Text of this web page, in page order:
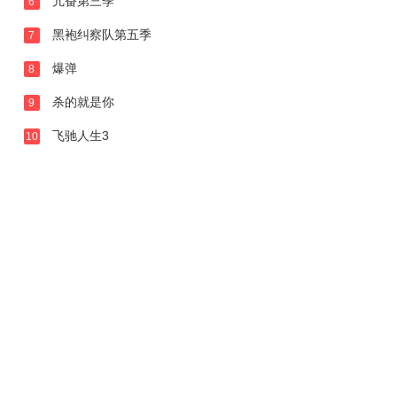
7 黑袍纠察队第五季
8 爆弹
9 杀的就是你
10 飞驰人生3